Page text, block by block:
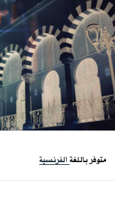
متوفر باللغة الفرنسية